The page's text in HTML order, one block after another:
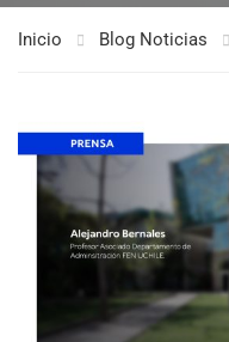
Inicio Blog Noticias